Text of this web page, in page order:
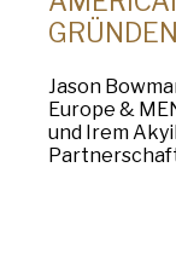
Jason
Europe &
und Irem